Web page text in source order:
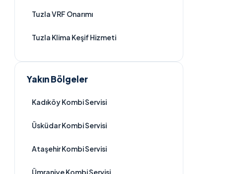
Tuzla VRF Onarımı
Tuzla Klima Keşif Hizmeti
Yakın Bölgeler
Kadıköy Kombi Servisi
Üsküdar Kombi Servisi
Ataşehir Kombi Servisi
Ümraniye Kombi Servisi